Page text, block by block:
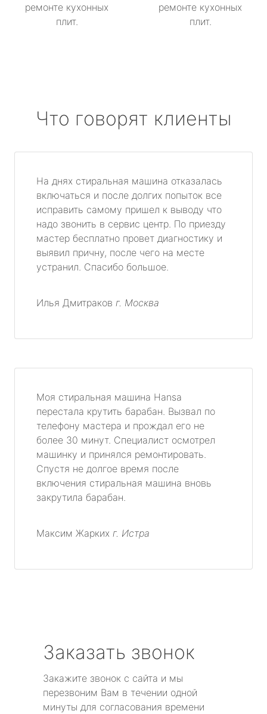
ремонте кухонных
плит.
ремонте кухонных
плит.
Что говорят клиенты
На днях стиральная машина отказалась
включаться и после долгих попыток все
исправить самому пришел к выводу что
надо звонить в сервис центр. По приезду
мастер бесплатно провет диагностику и
выявил причну, после чего на месте
устранил. Спасибо большое.
Илья Дмитраков г. Москва
Моя стиральная машина Hansa
перестала крутить барабан. Вызвал по
телефону мастера и прождал его не
более 30 минут. Специалист осмотрел
машинку и принялся ремонтировать.
Спустя не долгое время после
включения стиральная машина вновь
закрутила барабан.
Максим Жарких г. Истра
Заказать звонок
Закажите звонок с сайта и мы
перезвоним Вам в течении одной
минуты для согласования времени